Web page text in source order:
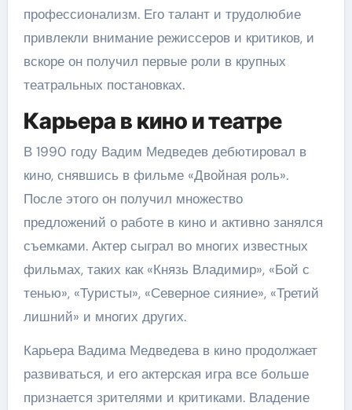
профессионализм. Его талант и трудолюбие
привлекли внимание режиссеров и критиков, и
вскоре он получил первые роли в крупных
театральных постановках.
Карьера в кино и театре
В 1990 году Вадим Медведев дебютировал в
кино, снявшись в фильме «Двойная роль».
После этого он получил множество
предложений о работе в кино и активно занялся
съемками. Актер сыграл во многих известных
фильмах, таких как «Князь Владимир», «Бой с
тенью», «Туристы», «Северное сияние», «Третий
лишний» и многих других.
Карьера Вадима Медведева в кино продолжает
развиваться, и его актерская игра все больше
признается зрителями и критиками. Владение